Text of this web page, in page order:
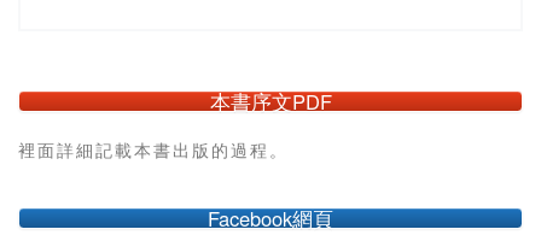
本書序文PDF
裡面詳細記載本書出版的過程。
Facebook網頁